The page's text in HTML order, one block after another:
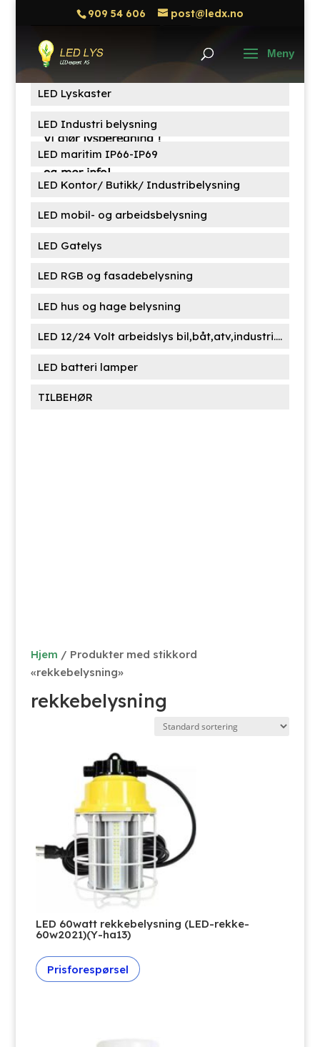
909 54 606 post@ledx.no
etter:
Produktkategorier
LED Lyskaster
LED Industri belysning
LED maritim IP66-IP69
LED Kontor/ Butikk/ Industribelysning
LED mobil- og arbeidsbelysning
LED Gatelys
LED RGB og fasadebelysning
LED hus og hage belysning
LED 12/24 Volt arbeidslys bil,båt,atv,industri....
LED batteri lamper
TILBEHØR
Hjem / Produkter med stikkord
«rekkebelysning»
rekkebelysning
LED 60watt rekkebelysning (LED-rekke-
60w2021)(Y-ha13)
Prisforespørsel